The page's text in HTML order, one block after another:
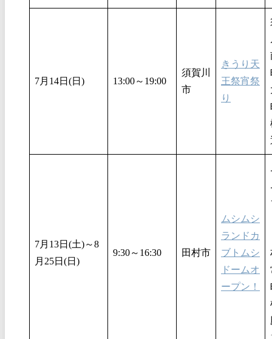
7月14日(日) 13:00～19:00
須賀川
市
きうり天
王祭宵祭
り
7月13日(土)～8
月25日(日)
9:30～16:30 田村市
ムシムシ
ランドカ
ブトムシ
ドームオ
ープン！